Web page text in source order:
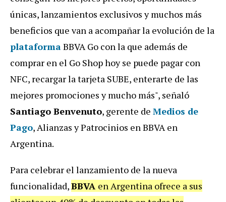
únicas, lanzamientos exclusivos y muchos más
beneficios que van a acompañar la evolución de la
plataformaBBVA Go con la que además de
comprar en el Go Shop hoy se puede pagar con
NFC, recargar la tarjeta SUBE, enterarte de las
mejores promociones y mucho más", señaló
Santiago Benvenuto, gerente de Medios de
Pago, Alianzas y Patrocinios en BBVA en
Argentina.
Para celebrar el lanzamiento de la nueva
funcionalidad,BBVA en Argentina ofrece a sus